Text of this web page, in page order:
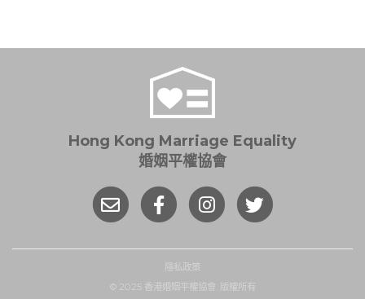
Hong Kong Marriage Equality
婚姻平權協會
隱私政策
© 2025 香港婚姻平權協會. 版權所有